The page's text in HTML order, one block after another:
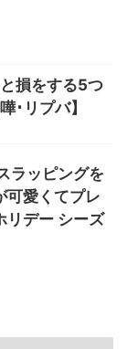
損をする5つ
･リプバ】
ラッピングを
可愛くてプレ
リデー シーズ